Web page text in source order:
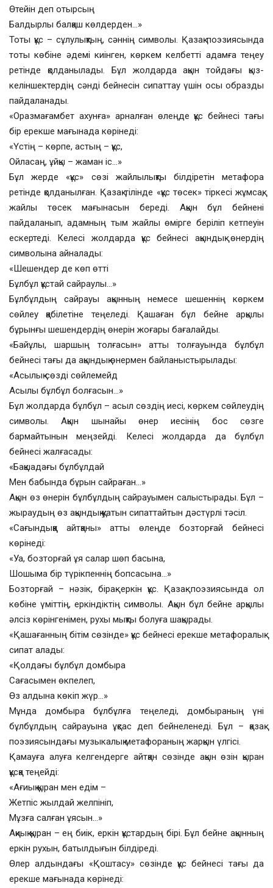
Өтейін деп отырсың
Балдырлы балқаш көлдерден…»
Тоты құс – сұлулықтың, сәннің символы. Қазақ поэзиясында
тоты көбіне әдемі киінген, көркем келбетті адамға теңеу
ретінде қолданылады. Бұл жолдарда ақын тойдағы қыз-
келіншектердің сәнді бейнесін сипаттау үшін осы образды
пайдаланады.
«Оразмағамбет ахунға» арналған өлеңде құс бейнесі тағы
бір ерекше мағынада көрінеді:
«Үстің – көрпе, астың – құс,
Ойласаң, ұйқы – жаман іс…»
Бұл жерде «құс» сөзі жайлылықты білдіретін метафора
ретінде қолданылған. Қазақ тілінде «құс төсек» тіркесі жұмсақ,
жайлы төсек мағынасын береді. Ақын бұл бейнені
пайдаланып, адамның тым жайлы өмірге беріліп кетпеуін
ескертеді. Келесі жолдарда құс бейнесі ақындық өнердің
символына айналады:
«Шешендер де көп өтті
Бұлбұл құстай сайраулы…»
Бұлбұлдың сайрауы ақынның немесе шешеннің көркем
сөйлеу қабілетіне теңеледі. Қашаған бұл бейне арқылы
бұрынғы шешендердің өнерін жоғары бағалайды.
«Байұлы, шаршың толғасын» атты толғауында бұлбұл
бейнесі тағы да ақындық өнермен байланыстырылады:
«Асылық сөзді сөйлемейд
Асылы бұлбұл болғасын…»
Бұл жолдарда бұлбұл – асыл сөздің иесі, көркем сөйлеудің
символы. Ақын шынайы өнер иесінің бос сөзге
бармайтынын меңзейді. Келесі жолдарда да бұлбұл
бейнесі жалғасады:
«Бақшадағы бұлбұлдай
Мен бабында бұрын сайраған…»
Ақын өз өнерін бұлбұлдың сайрауымен салыстырады. Бұл –
жыраудың өз ақындық қуатын сипаттайтын дәстүрлі тәсіл.
«Сағындыққа айтқаны» атты өлеңде бозторғай бейнесі
көрінеді:
«Уа, бозторғай ұя салар шөп басына,
Шошыма бір түрікпеннің бопсасына…»
Бозторғай – нәзік, бірақ еркін құс. Қазақ поэзиясында ол
көбіне үміттің, еркіндіктің символы. Ақын бұл бейне арқылы
әлсіз көрінгенімен, рухы мықты болуға шақырады.
«Қашағанның бітім сөзінде» құс бейнесі ерекше метафоралық
сипат алады:
«Қолдағы бұлбұл домбыра
Сағасымен өкпелеп,
Өз алдына көкіп жүр…»
Мұнда домбыра бұлбұлға теңеледі, домбыраның үні
бұлбұлдың сайрауына ұқсас деп бейнеленеді. Бұл – қазақ
поэзиясындағы музыкалық метафораның жарқын үлгісі.
Қамауға алуға келгендерге айтқан сөзінде ақын өзін қыран
құсқа теңейді:
«Ағиық қыран мен едім –
Жетпіс жылдай желпініп,
Мұзға салған ұясын…»
Ақиық қыран – ең биік, еркін құстардың бірі. Бұл бейне ақынның
еркін рухын, батылдығын білдіреді.
Өлер алдындағы «Қоштасу» сөзінде құс бейнесі тағы да
ерекше мағынада көрінеді: